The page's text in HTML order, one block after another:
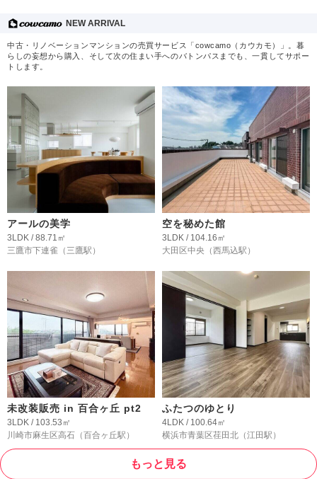
NEW ARRIVAL
中古・リノベーションマンションの売買サービス「cowcamo（カウカモ）」。暮
らしの妄想から購入、そして次の住まい手へのバトンパスまでも、一貫してサポー
トします。
アールの美学
3LDK / 88.71㎡
三鷹市下連雀 （三鷹駅）
空を秘めた館
3LDK / 104.16㎡
大田区中央 （西馬込駅）
未改装販売 in 百合ヶ丘 pt2
3LDK / 103.53㎡
川崎市麻生区高石 （百合ヶ丘駅）
ふたつのゆとり
4LDK / 100.64㎡
横浜市青葉区荏田北 （江田駅）
もっと見る